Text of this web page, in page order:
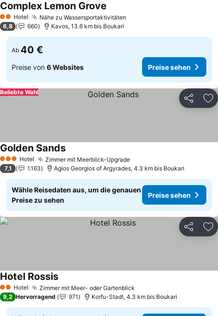
2 Sterne
Hotel Nähe zu Wassersportaktivitäten
Complex Lemon Grove
6,8 660 Kavos, 13.6 km bis Boukari
Ab 40 €
Preise von 6 Websites Preise sehen
Teilen
Beliebte Wahl
3 SterneHotel Zimmer mit Meerblick-Upgrade
Golden Sands
7,1 1.163 Agios Georgios of Argyrades, 4.3 km bis Boukari
Wähle Reisedaten aus, um die genauen
Preise zu sehen
Preise sehen
Teilen
2 Sterne
Hotel Zimmer mit Meer- oder Gartenblick
Hotel Rossis
9,2 Hervorragend 971 Korfu-Stadt, 4.3 km bis Boukari